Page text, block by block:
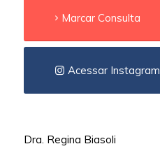
Marcar Consulta
Acessar Instagram
Dra. Regina Biasoli